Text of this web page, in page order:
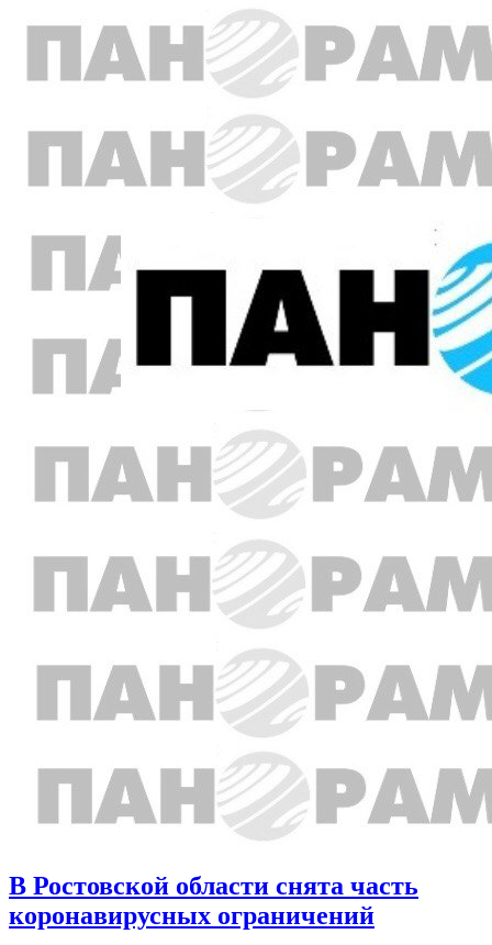
В Ростовской области снята часть
коронавирусных ограничений